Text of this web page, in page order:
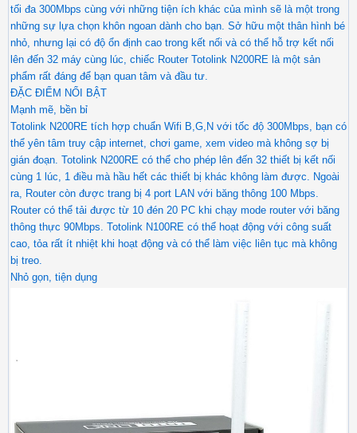
tối đa 300Mbps cùng với những tiện ích khác của mình sẽ là một trong
những sự lựa chọn khôn ngoan dành cho bạn. Sở hữu một thân hình bé
nhỏ, nhưng lại có độ ổn định cao trong kết nối và có thể hỗ trợ kết nối
lên đến 32 máy cùng lúc, chiếc Router Totolink N200RE là một sản
phẩm rất đáng để bạn quan tâm và đầu tư.
ĐẶC ĐIỂM NỔI BẬT
Mạnh mẽ, bền bỉ
Totolink N200RE tích hợp chuẩn Wifi B,G,N với tốc độ 300Mbps, bạn có
thể yên tâm truy cập internet, chơi game, xem video mà không sợ bị
gián đoạn. Totolink N200RE có thể cho phép lên đến 32 thiết bị kết nối
cùng 1 lúc, 1 điều mà hầu hết các thiết bị khác không làm được. Ngoài
ra, Router còn được trang bị 4 port LAN với băng thông 100 Mbps.
Router có thể tải được từ 10 đén 20 PC khi chạy mode router với băng
thông thực 90Mbps. Totolink N100RE có thể hoạt động với công suất
cao, tỏa rất ít nhiệt khi hoạt động và có thể làm việc liên tục mà không
bị treo.
Nhỏ gọn, tiện dụng